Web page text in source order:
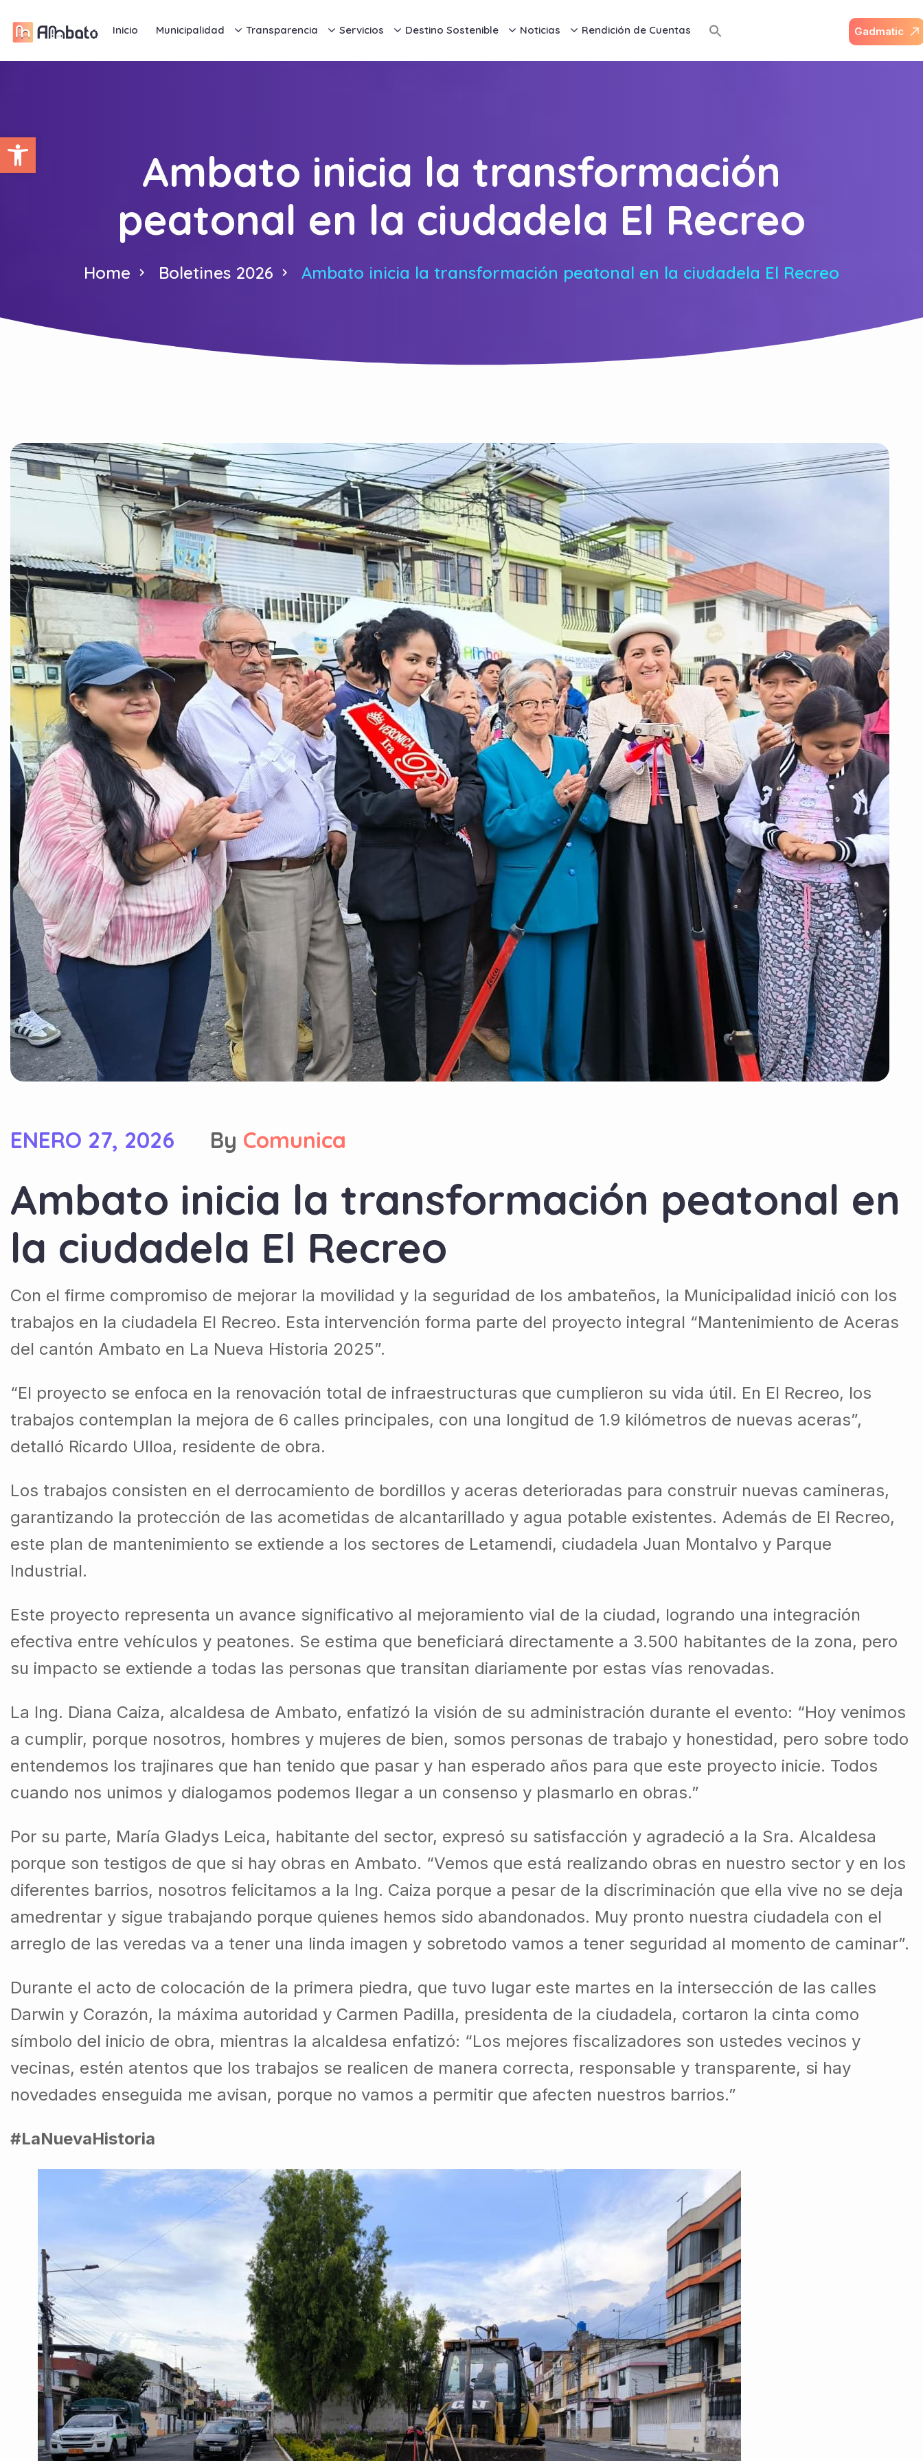
Abrir barra de herramientas
Inicio Municipalidad Transparencia Servicios Destino Sostenible Noticias Rendición de Cuentas Gadmatic
Ambato inicia la transformación
peatonal en la ciudadela El Recreo
Home Boletines 2026 Ambato inicia la transformación peatonal en la ciudadela El Recreo
ENERO 27, 2026 By Comunica
Ambato inicia la transformación peatonal en
la ciudadela El Recreo
Con el firme compromiso de mejorar la movilidad y la seguridad de los ambateños, la Municipalidad inició con los
trabajos en la ciudadela El Recreo. Esta intervención forma parte del proyecto integral “Mantenimiento de Aceras
del cantón Ambato en La Nueva Historia 2025”.
“El proyecto se enfoca en la renovación total de infraestructuras que cumplieron su vida útil. En El Recreo, los
trabajos contemplan la mejora de 6 calles principales, con una longitud de 1.9 kilómetros de nuevas aceras”,
detalló Ricardo Ulloa, residente de obra.
Los trabajos consisten en el derrocamiento de bordillos y aceras deterioradas para construir nuevas camineras,
garantizando la protección de las acometidas de alcantarillado y agua potable existentes. Además de El Recreo,
este plan de mantenimiento se extiende a los sectores de Letamendi, ciudadela Juan Montalvo y Parque
Industrial.
Este proyecto representa un avance significativo al mejoramiento vial de la ciudad, logrando una integración
efectiva entre vehículos y peatones. Se estima que beneficiará directamente a 3.500 habitantes de la zona, pero
su impacto se extiende a todas las personas que transitan diariamente por estas vías renovadas.
La Ing. Diana Caiza, alcaldesa de Ambato, enfatizó la visión de su administración durante el evento: “Hoy venimos
a cumplir, porque nosotros, hombres y mujeres de bien, somos personas de trabajo y honestidad, pero sobre todo
entendemos los trajinares que han tenido que pasar y han esperado años para que este proyecto inicie. Todos
cuando nos unimos y dialogamos podemos llegar a un consenso y plasmarlo en obras.”
Por su parte, María Gladys Leica, habitante del sector, expresó su satisfacción y agradeció a la Sra. Alcaldesa
porque son testigos de que si hay obras en Ambato. “Vemos que está realizando obras en nuestro sector y en los
diferentes barrios, nosotros felicitamos a la Ing. Caiza porque a pesar de la discriminación que ella vive no se deja
amedrentar y sigue trabajando porque quienes hemos sido abandonados. Muy pronto nuestra ciudadela con el
arreglo de las veredas va a tener una linda imagen y sobretodo vamos a tener seguridad al momento de caminar”.
Durante el acto de colocación de la primera piedra, que tuvo lugar este martes en la intersección de las calles
Darwin y Corazón, la máxima autoridad y Carmen Padilla, presidenta de la ciudadela, cortaron la cinta como
símbolo del inicio de obra, mientras la alcaldesa enfatizó: “Los mejores fiscalizadores son ustedes vecinos y
vecinas, estén atentos que los trabajos se realicen de manera correcta, responsable y transparente, si hay
novedades enseguida me avisan, porque no vamos a permitir que afecten nuestros barrios.”
#LaNuevaHistoria